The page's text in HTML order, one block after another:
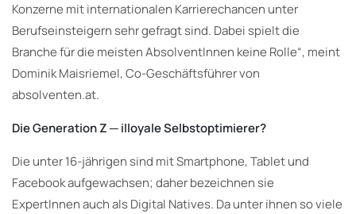
Konzerne mit internationalen Karrierechancen unter
Berufseinsteigern sehr gefragt sind. Dabei spielt die
Branche für die meisten AbsolventInnen keine Rolle“, meint
Dominik Maisriemel, Co-Geschäftsführer von
absolventen.at.
Die Generation Z ─ illoyale Selbstoptimierer?
Die unter 16-jährigen sind mit Smartphone, Tablet und
Facebook aufgewachsen; daher bezeichnen sie
ExpertInnen auch als Digital Natives. Da unter ihnen so viele